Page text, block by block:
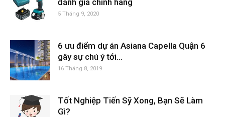
đánh giá chính hãng
5 Tháng 9, 2020
6 ưu điểm dự án Asiana Capella Quận 6
gây sự chú ý tới...
16 Tháng 8, 2019
Tốt Nghiệp Tiến Sỹ Xong, Bạn Sẽ Làm
Gì?